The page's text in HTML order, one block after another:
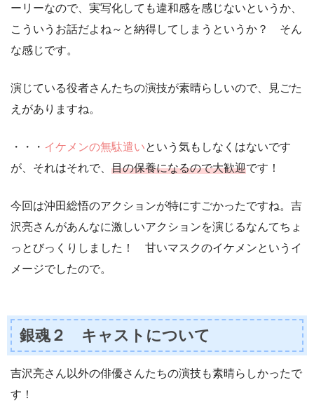
ーリーなので、実写化しても違和感を感じないというか、
こういうお話だよね～と納得してしまうというか？ そん
な感じです。
演じている役者さんたちの演技が素晴らしいので、見ごた
えがありますね。
・・・ イケメンの無駄遣いという気もしなくはないです
が、それはそれで、 目の保養になるので大歓迎です！
今回は沖田総悟のアクションが特にすごかったですね。吉
沢亮さんがあんなに激しいアクションを演じるなんてちょ
っとびっくりしました！ 甘いマスクのイケメンというイ
メージでしたので。
銀魂２ キャストについて
吉沢亮さん以外の俳優さんたちの演技も素晴らしかったで
す！